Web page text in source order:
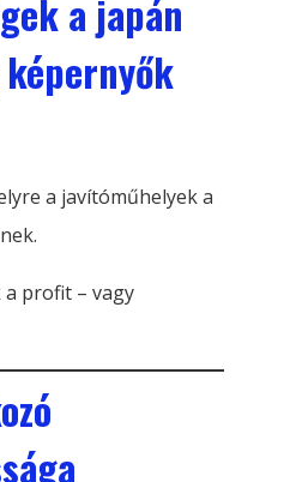
a japán
a javítóműhelyek a
profit – vagy